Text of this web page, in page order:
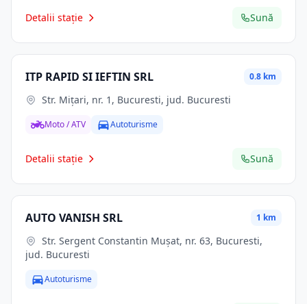
Detalii stație Sună
ITP RAPID SI IEFTIN SRL 0.8 km
Str. Miţari, nr. 1, Bucuresti, jud. Bucuresti
Moto / ATV Autoturisme
Detalii stație Sună
AUTO VANISH SRL 1 km
jud. Bucuresti
Autoturisme